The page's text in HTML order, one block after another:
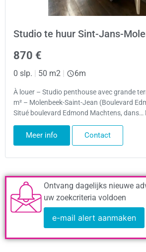
Studio te huur Sint-Jans-
870 €
0 slp. | 50 m2 | 6m
À louer – Studio penthouse avec grande
m² – Molenbeek-Saint-Jean (Boulevard
Situé boulevard Edmond Machtens, dans…
Meer info Contact
Ontvang dagelijks nieuwe
uw zoekcriteria voldoen
e-mail alert aanmaken